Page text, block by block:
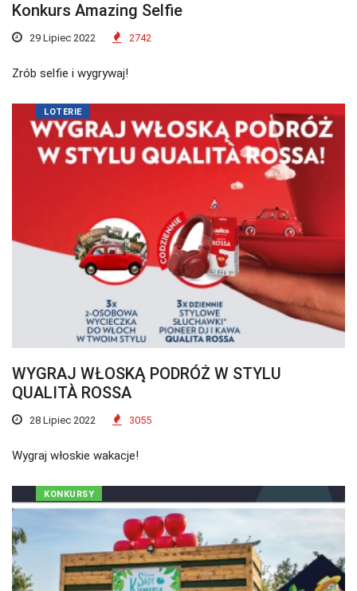
Konkurs Amazing Selfie
29 Lipiec 2022 2742
Zrób selfie i wygrywaj!
LOTERIE
WYGRAJ WŁOSKĄ PODRÓŻ W STYLU
QUALITÀ ROSSA
28 Lipiec 2022 3055
Wygraj włoskie wakacje!
KONKURSY